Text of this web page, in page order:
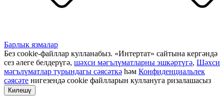
Барлык язмалар
Без cookie-файллар кулланабыз. «Интертат» сайтына кергәндә
сез әлеге белдерүгә, шәхси мәгълүматларны эшкәртүгә, Шәхси
мәгълүматлар турындагы сәясәткә һәм Конфиденциальлек
сәясәте нигезендә cookie файлларын куллануга ризалашасыз
Килешү